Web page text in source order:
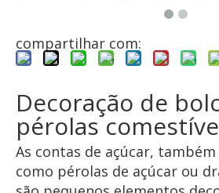
compartilhar com:
Decoração de
pérolas
As contas de açúcar,
como pérolas de açúcar ou